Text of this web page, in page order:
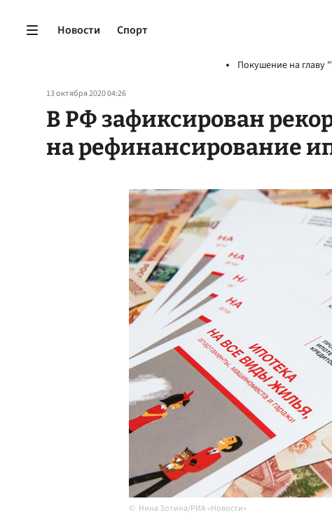
Новости Спорт
Покушение на главу
13 октября 2020 04:26
В РФ зафиксирован
на рефинансирование
Нина Зотина/РИА «Новости»